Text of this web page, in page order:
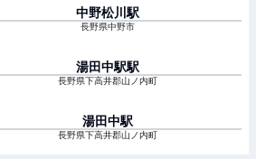
中野松川 駅
長野県中野市
湯田中駅駅
長野県下高井郡山ノ内町
湯田中駅
長野県下高井郡山ノ内町